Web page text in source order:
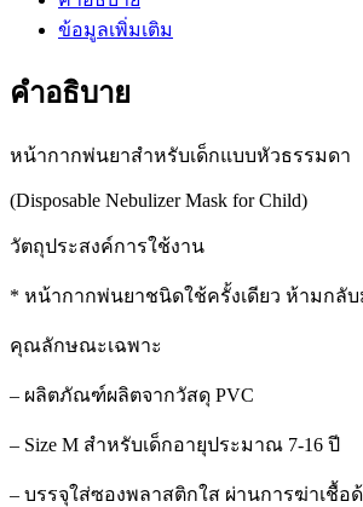
สำหรับ
หัว
ชิ้น
ข้อมูลเพิ่มเติม
คำอธิบาย
หน้ากากพ่นยาสำหรับเด็กแบบหัวธรรมดา
(Disposable Nebulizer Mask for Child)
วัตถุประสงค์การใช้งาน
* หน้ากากพ่นยาชนิดใช้ครั้งเดียว ห้ามกลั
คุณลักษณะเฉพาะ
– ผลิตภัณฑ์ผลิตจากวัสดุ PVC
– Size M สำหรับเด็กอายุประมาณ 7-16 ปี
– บรรจุใส่ซองพลาสติกใส ผ่านการฆ่าเชื้อด้